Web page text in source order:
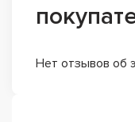
Нет отзывов об